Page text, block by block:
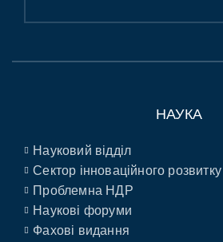
НАУКА
Науковий відділ
Сектор інноваційного розвитку
Проблемна НДР
Наукові форуми
Фахові видання